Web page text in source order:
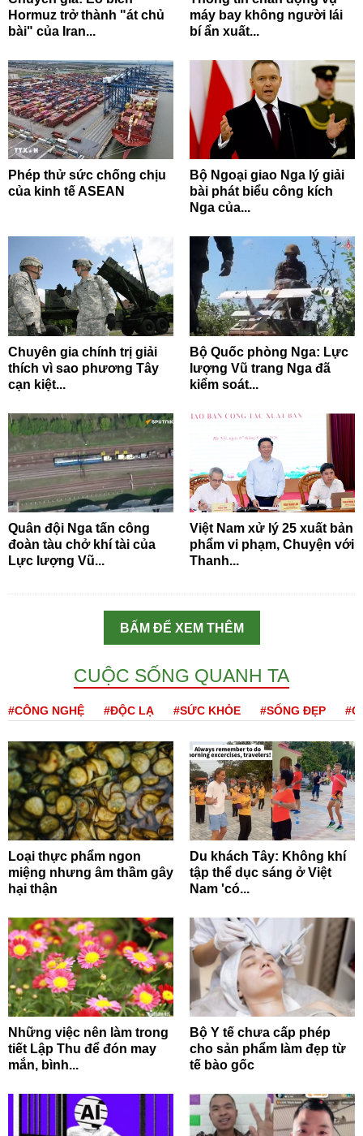
Hormuz trở thành "át chủ
bài" của Iran...
máy bay không người lái
bí ẩn xuất...
Phép thử sức chống chịu
của kinh tế ASEAN
Bộ Ngoại giao Nga lý giải
bài phát biểu công kích
Nga của...
Chuyên gia chính trị giải
thích vì sao phương Tây
cạn kiệt...
Bộ Quốc phòng Nga: Lực
lượng Vũ trang Nga đã
kiểm soát...
Quân đội Nga tấn công
đoàn tàu chở khí tài của
Lực lượng Vũ...
Việt Nam xử lý 25 xuất bản
phẩm vi phạm, Chuyện với
Thanh...
BẤM ĐỂ XEM THÊM
CUỘC SỐNG QUANH TA
#CÔNG NGHỆ #ĐỘC LẠ #SỨC KHỎE #SỐNG ĐẸP
Loại thực phẩm ngon
miệng nhưng âm thầm gây
hại thận
Du khách Tây: Không khí
tập thể dục sáng ở Việt
Nam 'có...
Những việc nên làm trong
tiết Lập Thu để đón may
mắn, bình...
Bộ Y tế chưa cấp phép
cho sản phẩm làm đẹp từ
tế bào gốc